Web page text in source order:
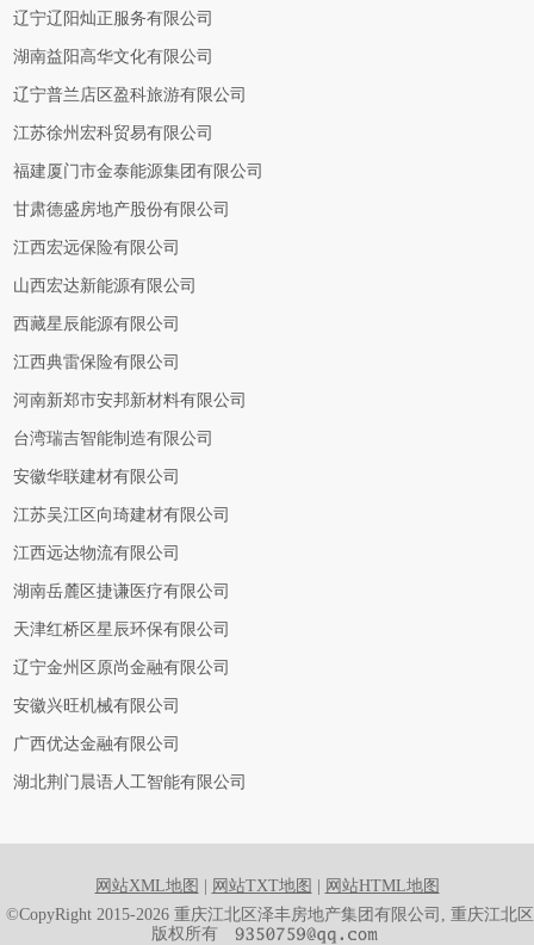
辽宁辽阳灿正服务有限公司
湖南益阳高华文化有限公司
辽宁普兰店区盈科旅游有限公司
江苏徐州宏科贸易有限公司
福建厦门市金泰能源集团有限公司
甘肃德盛房地产股份有限公司
江西宏远保险有限公司
山西宏达新能源有限公司
西藏星辰能源有限公司
江西典雷保险有限公司
河南新郑市安邦新材料有限公司
台湾瑞吉智能制造有限公司
安徽华联建材有限公司
江苏吴江区向琦建材有限公司
江西远达物流有限公司
湖南岳麓区捷谦医疗有限公司
天津红桥区星辰环保有限公司
辽宁金州区原尚金融有限公司
安徽兴旺机械有限公司
广西优达金融有限公司
湖北荆门晨语人工智能有限公司
网站XML地图 网站TXT地图
网站HTML地图
©CopyRight 2015-2026 重庆江北区泽丰房地产集团有限公司, 重庆江北区
版权所有